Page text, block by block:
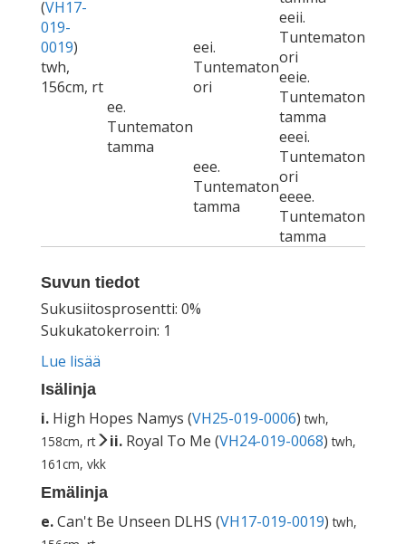
(VH17-
019-
0019)
twh,
156cm, rt
ee.
Tuntematon
tamma
eei.
Tuntematon
ori
eeii.
Tuntematon
ori
eeie.
Tuntematon
tamma
eee.
Tuntematon
tamma
eeei.
Tuntematon
ori
eeee.
Tuntematon
tamma
Suvun tiedot
Sukusiitosprosentti: 0%
Sukukatokerroin: 1
Lue lisää
Isälinja
i. High Hopes Namys (VH25-019-0006)twh,
158cm, rt
ii. Royal To Me (VH24-019-0068)twh,
161cm, vkk
Emälinja
e.Can't Be Unseen DLHS (VH17-019-0019)twh,